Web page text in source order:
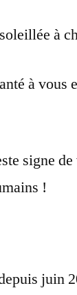
à
à vous
signe
!
juin